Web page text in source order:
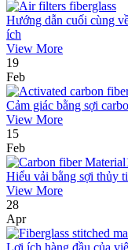
Hướng dẫn cuối cùng
ích
View More
19
Feb
Cảm giác bằng sợi
View More
15
Feb
Hiểu vải bằng sợi thủy
View More
28
Apr